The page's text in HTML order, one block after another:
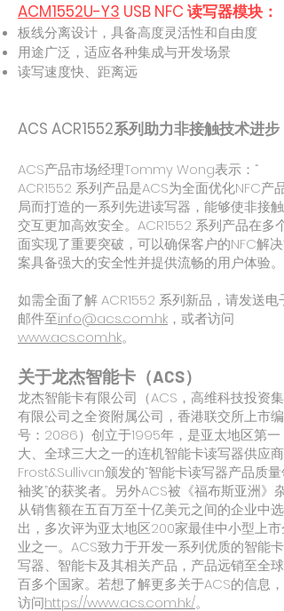
ACM1552U-Y3 USB NFC 读写器模块：
板线分离设计，具备高度灵活性和自由度
用途广泛，适应各种集成与开发场景
读写速度快、距离远
ACS ACR1552系列助力非接触技术进步
ACS产品市场经理Tommy Wong表示：“
ACR1552 系列产品是ACS为全面优化NFC产品
局而打造的一系列先进读写器，能够使非接触
交互更加高效安全。ACR1552 系列产品在多个
面实现了重要突破，可以确保客户的NFC解决
案具备强大的安全性并提供流畅的用户体验。”
如需全面了解 ACR1552 系列新品，请发送电子
邮件至info@acs.com.hk ，或者访问
www.acs.com.hk。
关于龙杰智能卡（ACS）
龙杰智能卡有限公司（ACS，高维科技投资集
有限公司之全资附属公司，香港联交所上市编
号：2086）创立于1995年，是亚太地区第一
大、全球三大之一的连机智能卡读写器供应商
Frost&Sullivan颁发的“智能卡读写器产品质量
袖奖”的获奖者。另外ACS被《福布斯亚洲》杂
从销售额在五百万至十亿美元之间的企业中选
出，多次评为亚太地区200家最佳中小型上市
业之一。ACS致力于开发一系列优质的智能卡
写器、智能卡及其相关产品，产品远销至全球
百多个国家。若想了解更多关于ACS的信息，
访问https://www.acs.com.hk/。